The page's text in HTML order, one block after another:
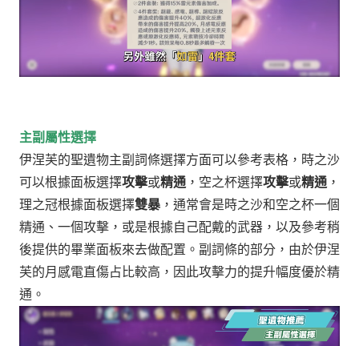
主副屬性選擇
伊涅芙的聖遺物主副詞條選擇方面可以參考表格，時之沙
可以根據面板選擇攻擊或精通 ，空之杯選擇攻擊或精通 ，
理之冠根據面板選擇雙暴， 通常會是時之沙和空之杯一個
精通、一個攻擊，或是根據自己配戴的武器，以及參考稍
後提供的畢業面板來去做配置。 副詞條的部分，由於伊涅
芙的月感電直傷占比較高，因此攻擊力的提升幅度優於精
通。